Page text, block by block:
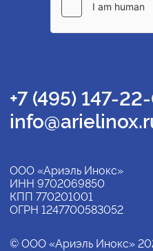
+7 (495) 147-
ООО «Ариэль Инокс»
ИНН 9702069850
КПП 770201001
ОГРН 1247700583052
© ООО «Ариэль Инокс»